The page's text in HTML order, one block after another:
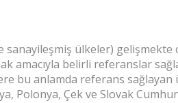
ülkeler) gelişmekte
amacıyla belirli referanslar
bu anlamda referans sağlayan
Polonya, Çek ve Slovak